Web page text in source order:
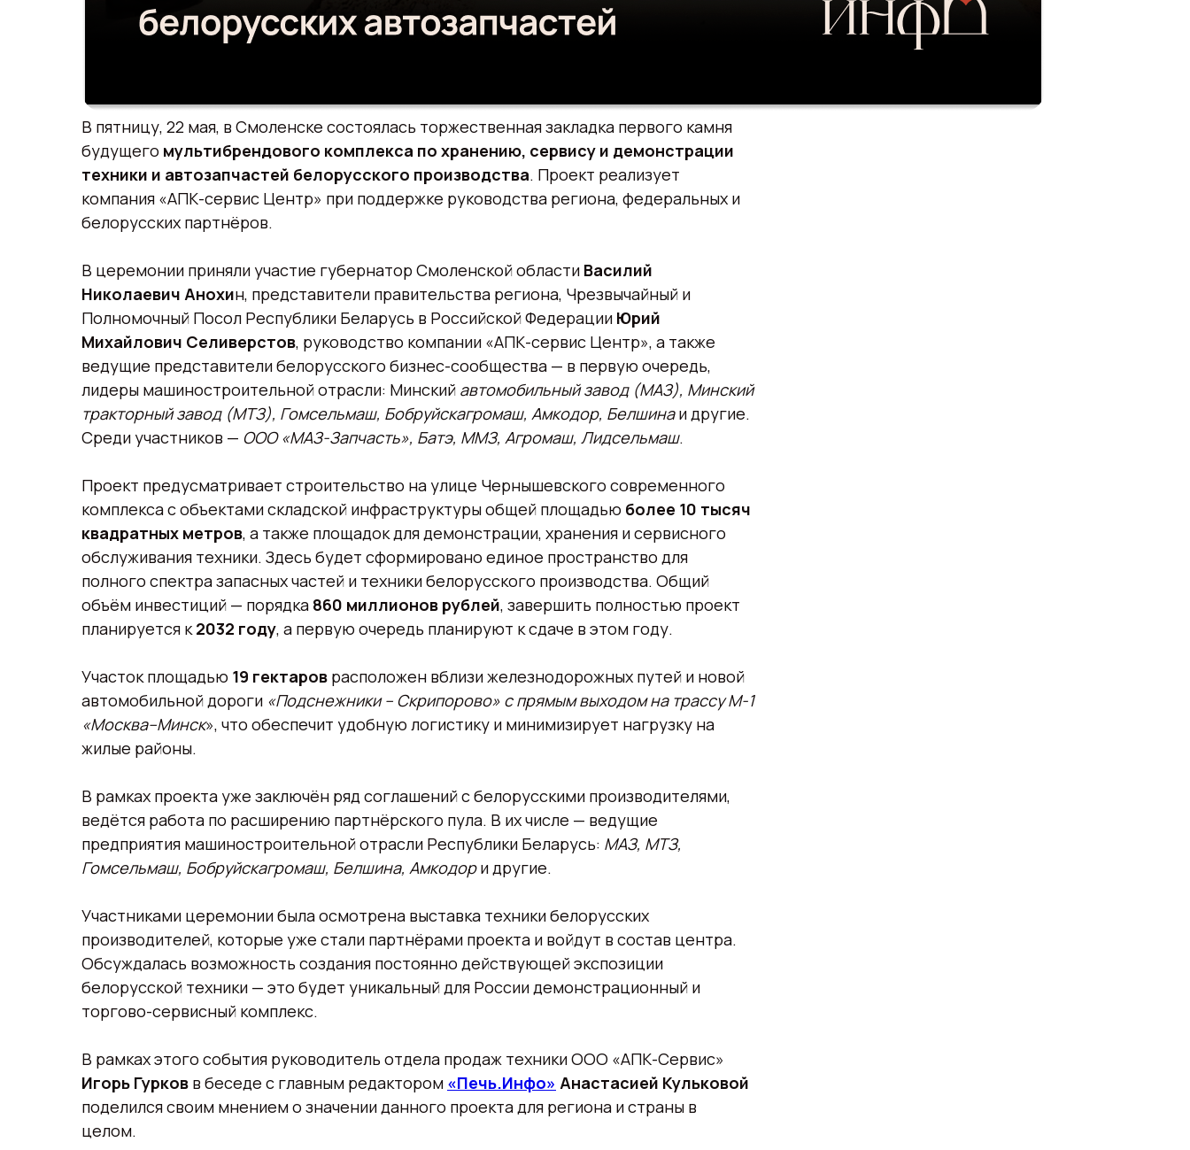
В пятницу, 22 мая, в Смоленске состоялась торжественная закладка первого камня
будущего мультибрендового комплекса по хранению, сервису и демонстрации
техники и автозапчастей белорусского производства. Проект реализует
компания «АПК-сервис Центр» при поддержке руководства региона, федеральных и
белорусских партнёров.
В церемонии приняли участие губернатор Смоленской области Василий
Николаевич Анохин, представители правительства региона, Чрезвычайный и
Полномочный Посол Республики Беларусь в Российской Федерации Юрий
Михайлович Селиверстов, руководство компании «АПК-сервис Центр», а также
ведущие представители белорусского бизнес-сообщества — в первую очередь,
лидеры машиностроительной отрасли: Минский автомобильный завод (МАЗ), Минский
тракторный завод (МТЗ), Гомсельмаш, Бобруйскагромаш, Амкодор, Белшинаи другие.
Среди участников — ООО «МАЗ-Запчасть», Батэ, ММЗ, Агромаш, Лидсельмаш.
Проект предусматривает строительство на улице Чернышевского современного
комплекса с объектами складской инфраструктуры общей площадью более 10 тысяч
квадратных метров, а также площадок для демонстрации, хранения и сервисного
обслуживания техники. Здесь будет сформировано единое пространство для
полного спектра запасных частей и техники белорусского производства. Общий
объём инвестиций — порядка 860 миллионов рублей, завершить полностью проект
планируется к2032 году, а первую очередь планируют к сдаче в этом году.
Участок площадью 19 гектаров расположен вблизи железнодорожных путей и новой
автомобильной дороги «Подснежники – Скрипорово» с прямым выходом на трассу М-1
«Москва–Минск», что обеспечит удобную логистику и минимизирует нагрузку на
жилые районы.
В рамках проекта уже заключён ряд соглашений с белорусскими производителями,
ведётся работа по расширению партнёрского пула. В их числе — ведущие
предприятия машиностроительной отрасли Республики Беларусь: МАЗ, МТЗ,
Гомсельмаш, Бобруйскагромаш, Белшина, Амкодори другие.
Участниками церемонии была осмотрена выставка техники белорусских
производителей, которые уже стали партнёрами проекта и войдут в состав центра.
Обсуждалась возможность создания постоянно действующей экспозиции
белорусской техники — это будет уникальный для России демонстрационный и
торгово-сервисный комплекс.
В рамках этого события руководитель отдела продаж техники ООО «АПК-Сервис»
Игорь Гурков в беседе с главным редактором «Печь.Инфо» Анастасией Кульковой
поделился своим мнением о значении данного проекта для региона и страны в
целом.